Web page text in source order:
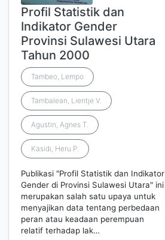
Profil Statistik dan
Indikator Gender
Provinsi Sulawesi Utara
Tahun 2000
Tambeo, Lempo
Tambalean, Lientje V.
Agustin, Agnes T.
Kasidi, Heru P.
Publikasi "Profil Statistik dan Indikator
Gender di Provinsi Sulawesi Utara" ini
merupakan salah satu upaya untuk
menyajikan data tentang perbedaan
peran atau keadaan perempuan
relatif terhadap lak…